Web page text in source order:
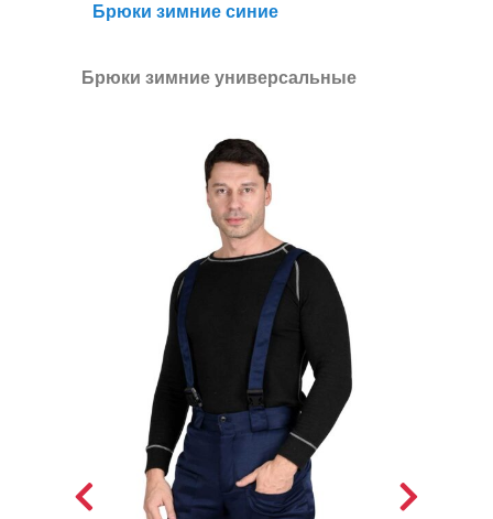
Брюки зимние синие
Брюки зимние универсальные